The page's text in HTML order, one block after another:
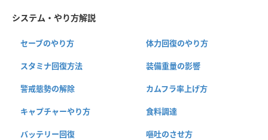
システム・やり方解説
セーブのやり方 体力回復のやり方
スタミナ回復方法 装備重量の影響
警戒態勢の解除 カムフラ率上げ方
キャプチャーやり方 食料調達
バッテリー回復 嘔吐のさせ方